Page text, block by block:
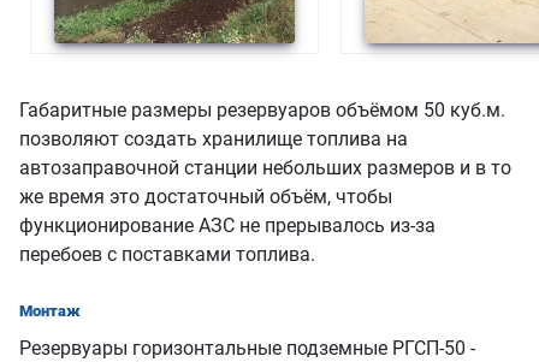
Габаритные размеры резервуаров объёмом 50 куб.м.
позволяют создать хранилище топлива на
автозаправочной станции небольших размеров и в то
же время это достаточный объём, чтобы
функционирование АЗС не прерывалось из-за
перебоев с поставками топлива.
Монтаж
Резервуары горизонтальные подземные РГСП-50 -